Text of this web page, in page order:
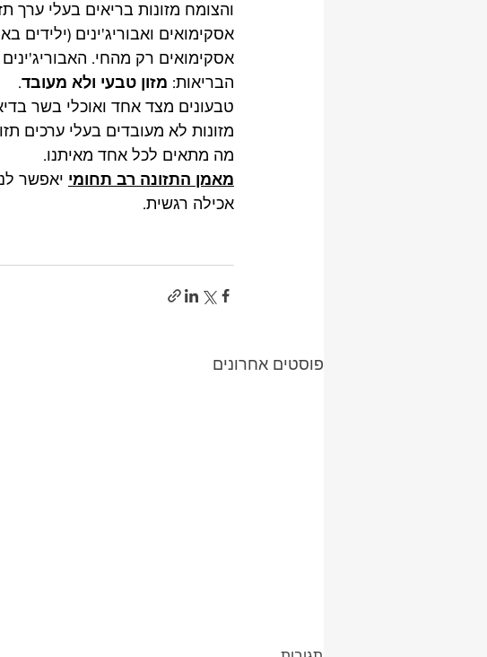
והצומח מזונות בריאים בעלי ערך
אסקימואים ואבוריג'ינים (ילידים
אסקימואים רק מהחי.
הבריאות: מזון טבעי ולא מעובד.
טבעונים מצד אחד ואוכלי בשר
מזונות לא מעובדים בעלי ערכים
מה מתאים לכל אחד מאיתנו.
מאמן התזונה רב תחומי יאפשר
אכילה רגשית.
פוסטים אחרונים